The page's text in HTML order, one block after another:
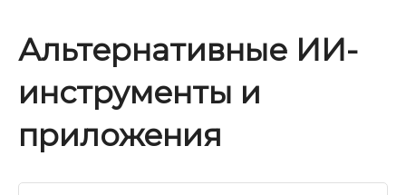
Альтернативные ИИ-
инструменты и
приложения